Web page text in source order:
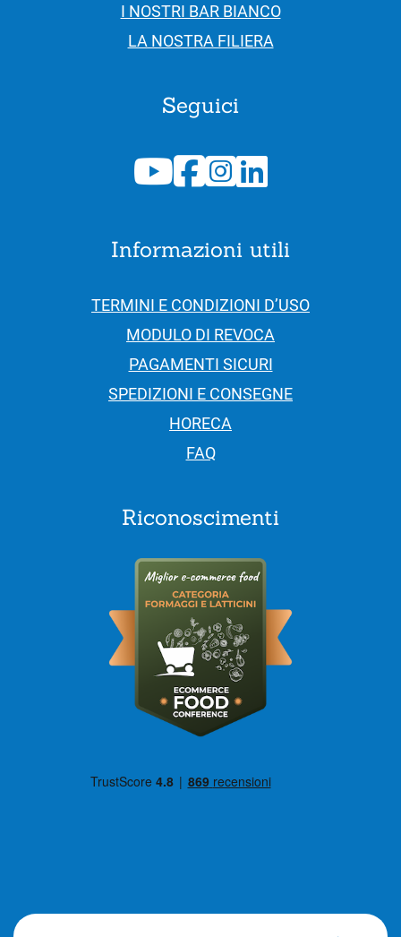
I NOSTRI BAR BIANCO
LA NOSTRA FILIERA
Seguici
Informazioni utili
TERMINI E CONDIZIONI D’USO
MODULO DI REVOCA
PAGAMENTI SICURI
SPEDIZIONI E CONSEGNE
HORECA
FAQ
Riconoscimenti